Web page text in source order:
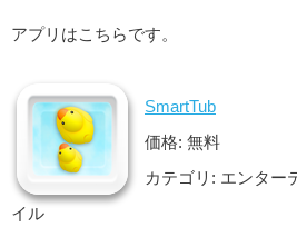
アプリはこちらです。
SmartTub
価格: 無料
カテゴリ: エンター
イル